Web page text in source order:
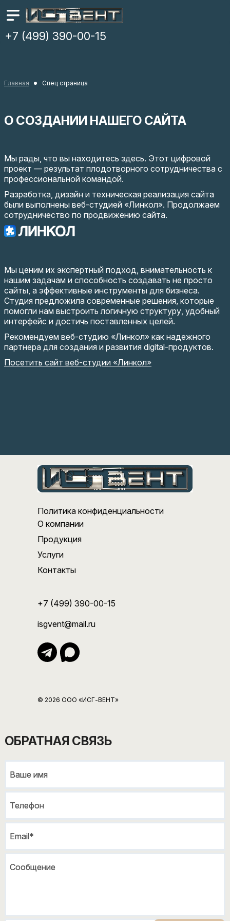
+7 (499) 390-00-15
Главная Спец страница
О СОЗДАНИИ НАШЕГО САЙТА
Мы рады, что вы находитесь здесь. Этот цифровой
проект — результат плодотворного сотрудничества с
профессиональной командой.
Разработка, дизайн и техническая реализация сайта
были выполнены веб-студией «Линкол». Продолжаем
сотрудничество по продвижению сайта.
Мы ценим их экспертный подход, внимательность к
нашим задачам и способность создавать не просто
сайты, а эффективные инструменты для бизнеса.
Студия предложила современные решения, которые
помогли нам выстроить логичную структуру, удобный
интерфейс и достичь поставленных целей.
Рекомендуем веб-студию «Линкол» как надежного
партнера для создания и развития digital-продуктов.
Посетить сайт веб-студии «Линкол»
Политика конфиденциальности
О компании
Продукция
Услуги
Контакты
+7 (499) 390-00-15
isgvent@mail.ru
© 2026 ООО «ИСГ-ВЕНТ»
ОБРАТНАЯ СВЯЗЬ
Ваше имя
Ваше имя
Телефон
Телефон
Email*
Email*
Сообщение
Сообщение